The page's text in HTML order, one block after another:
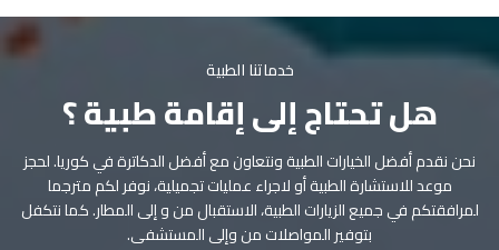
خدماتنا الطبية
هل تحتاج إلى إقامة طبية ؟
نحن نقدم أفضل الخيارات الطبية ونتعاون مع أفضل الدكاترة في كوريا. لحجز
موعد للاستشارة الطبية أو لاجراء عمليات تجميلية، نوفر لكم مترجما
لمرافقتكم في جميع الزيارات الطبية، الاستقبال من و إلى المطار. كما نتكفل
بتوفير المواصلات من وإلى المستشفى.